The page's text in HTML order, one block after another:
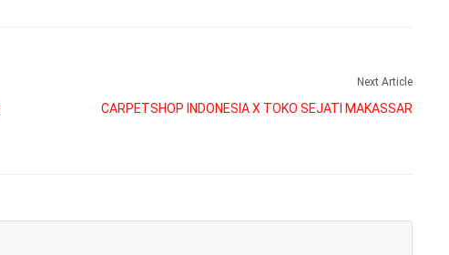
Next Article
CARPETSHOP INDONESIA X TOKO SEJATI MAKASSAR